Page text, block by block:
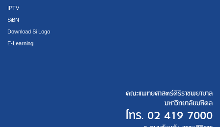
IPTV
SiBN
Download Si Logo
E-Learning
คณะแพทยศาสตร์ศิริราชพยาบาล
มหาวิทยาลัยมหิดล
โทร. 02 419 7000